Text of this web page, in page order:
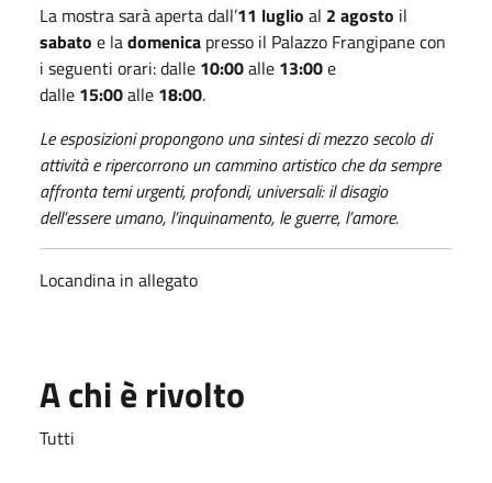
La mostra sarà aperta dall’11 luglio al 2 agosto il
sabato e ladomenica presso il Palazzo Frangipane con
i seguenti orari: dalle 10:00alle 13:00e
dalle 15:00alle 18:00.
Le esposizioni propongono una sintesi di mezzo secolo di
attività e ripercorrono un cammino artistico che da sempre
affronta temi urgenti, profondi, universali: il disagio
dell’essere umano, l’inquinamento, le guerre, l’amore.
Locandina in allegato
A chi è rivolto
Tutti